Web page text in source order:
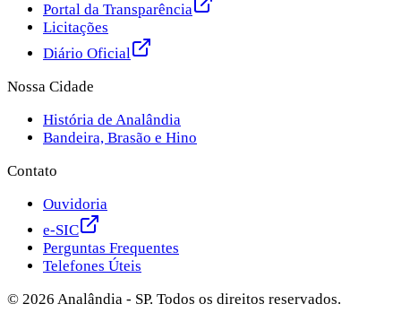
Portal da Transparência
Licitações
Diário Oficial
Nossa Cidade
História de Analândia
Bandeira, Brasão e Hino
Contato
Ouvidoria
e-SIC
Perguntas Frequentes
Telefones Úteis
© 2026 Analândia - SP. Todos os direitos reservados.